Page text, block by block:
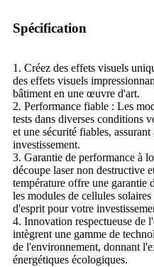
Spécification
1. Créez des effets visuels
des effets visuels
bâtiment en une œuvre d'art.
2. Performance fiable : Les
tests dans diverses conditions
et une sécurité fiables,
investissement.
3. Garantie de performance à
découpe laser non destructive
température offre une garantie
les modules de cellules
d'esprit pour votre
4. Innovation respectueuse de
intègrent une gamme de
de l'environnement, donnant
énergétiques écologiques.